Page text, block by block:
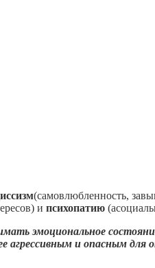
(самовлюбленность,
и психопатию
эмоциональное
агрессивным и опасным